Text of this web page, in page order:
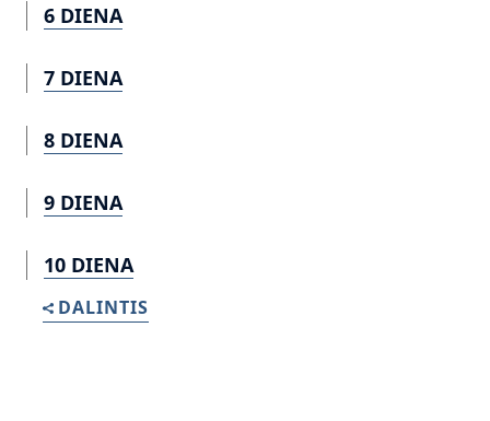
6 DIENA
7 DIENA
8 DIENA
9 DIENA
10 DIENA
DALINTIS